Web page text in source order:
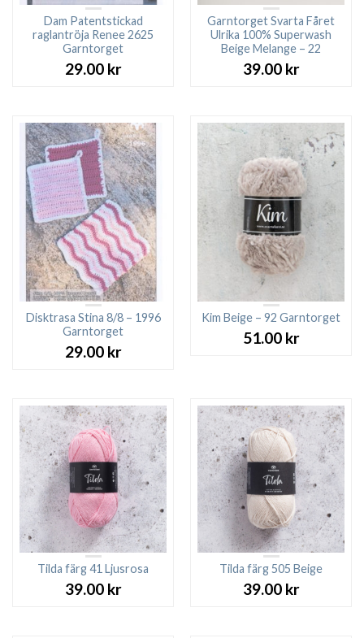
Dam Patentstickad
raglantröja Renee 2625
Garntorget
29.00 kr
Garntorget Svarta Fåret
Ulrika 100% Superwash
Beige Melange – 22
39.00 kr
Disktrasa Stina 8/8 – 1996
Garntorget
29.00 kr
Kim Beige – 92 Garntorget
51.00 kr
Tilda färg 41 Ljusrosa
39.00 kr
Tilda färg 505 Beige
39.00 kr